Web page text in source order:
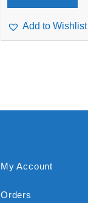
Add to Wishlist
My Account
Orders